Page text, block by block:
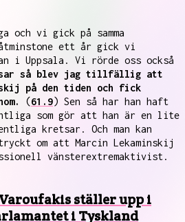
och vi gick på samma
åtminstone ett år gick vi
i Uppsala. Vi rörde oss också
så blev jag tillfällig att
på den tiden och fick
(61.9) Sen så har han haft
som gör att han är en lite
kretsar. Och man kan
om att Marcin Lekaminskij
vänsterextremaktivist.
Varoufakis ställer upp i
i Tyskland